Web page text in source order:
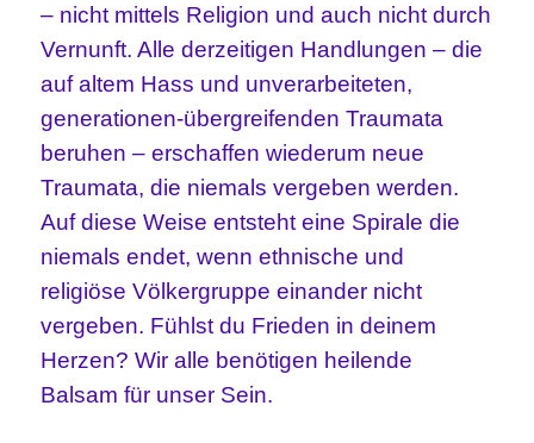
– nicht mittels Religion und auch nicht durch
Vernunft. Alle derzeitigen Handlungen – die
auf altem Hass und unverarbeiteten,
generationen-übergreifenden Traumata
beruhen – erschaffen wiederum neue
Traumata, die niemals vergeben werden.
Auf diese Weise entsteht eine Spirale die
niemals endet, wenn ethnische und
religiöse Völkergruppe einander nicht
vergeben. Fühlst du Frieden in deinem
Herzen? Wir alle benötigen heilende
Balsam für unser Sein.